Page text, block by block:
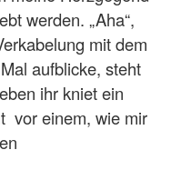
werden. „Aha“,
mit dem
aufblicke, steht
ihr kniet ein
vor einem, wie mir